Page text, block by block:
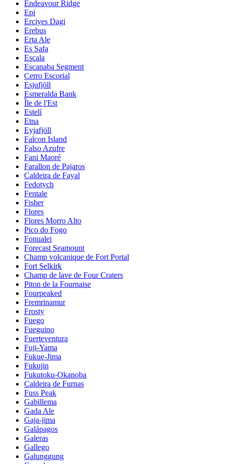
Endeavour Ridge
Epi
Erciyes Dagi
Erebus
Erta Ale
Es Safa
Escala
Escanaba Segment
Cerro Escorial
Esjufjöll
Esmeralda Bank
Île de l'Est
Estelí
Etna
Eyjafjöll
Falcon Island
Falso Azufre
Fani Maoré
Farallon de Pajaros
Caldeira de Fayal
Fedotych
Fentale
Fisher
Flores
Flores Morro Alto
Pico do Fogo
Fonualei
Forecast Seamount
Champ volcanique de Fort Portal
Fort Selkirk
Champ de lave de Four Craters
Piton de la Fournaise
Fourpeaked
Fremrinamur
Frosty
Fuego
Fueguino
Fuerteventura
Fuji-Yama
Fukue-Jima
Fukujin
Fukutoku-Okanoba
Caldeira de Furnas
Fuss Peak
Gabillema
Gada Ale
Gaja-jima
Galápagos
Galeras
Gallego
Galunggung